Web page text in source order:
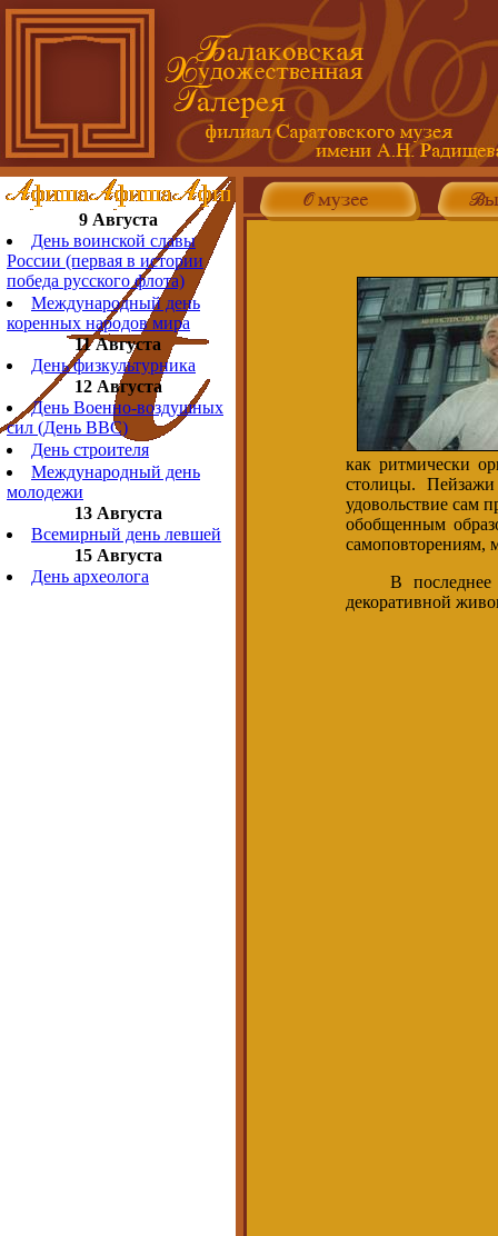
9 Августа
День воинской славы
России (первая в истории
победа русского флота)
Международный день
коренных народов мира
11 Августа
День физкультурника
12 Августа
День Военно-воздушных
сил (День ВВС)
День строителя
Международный день
молодежи
13 Августа
Всемирный день левшей
15 Августа
День археолога
как ритмически
столицы.
удовольствие сам
обобщенным
самоповторениям,
В последнее
декоративной